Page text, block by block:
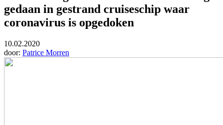
gedaan in gestrand cruiseschip waar
coronavirus is opgedoken
10.02.2020
door: Patrice Morren